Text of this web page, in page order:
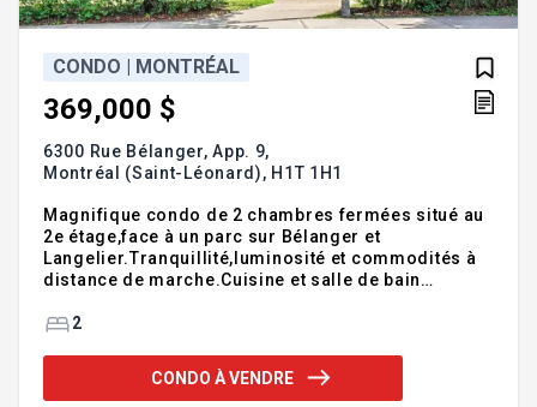
CONDO | MONTRÉAL
369,000 $
6300 Rue Bélanger, App. 9,
Montréal (Saint-Léonard), H1T 1H1
Magnifique condo de 2 chambres fermées situé au
2e étage,face à un parc sur Bélanger et
Langelier.Tranquillité,luminosité et commodités à
distance de marche.Cuisine et salle de bain
granite.Fénetres,portes et toit
l'été et chauffage l'hiver.Panchers récents.INCLUS
1place de stationnement extérieur + 1 rangement
2
CONDO À VENDRE